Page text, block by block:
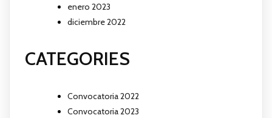
enero 2023
diciembre 2022
CATEGORIES
Convocatoria 2022
Convocatoria 2023